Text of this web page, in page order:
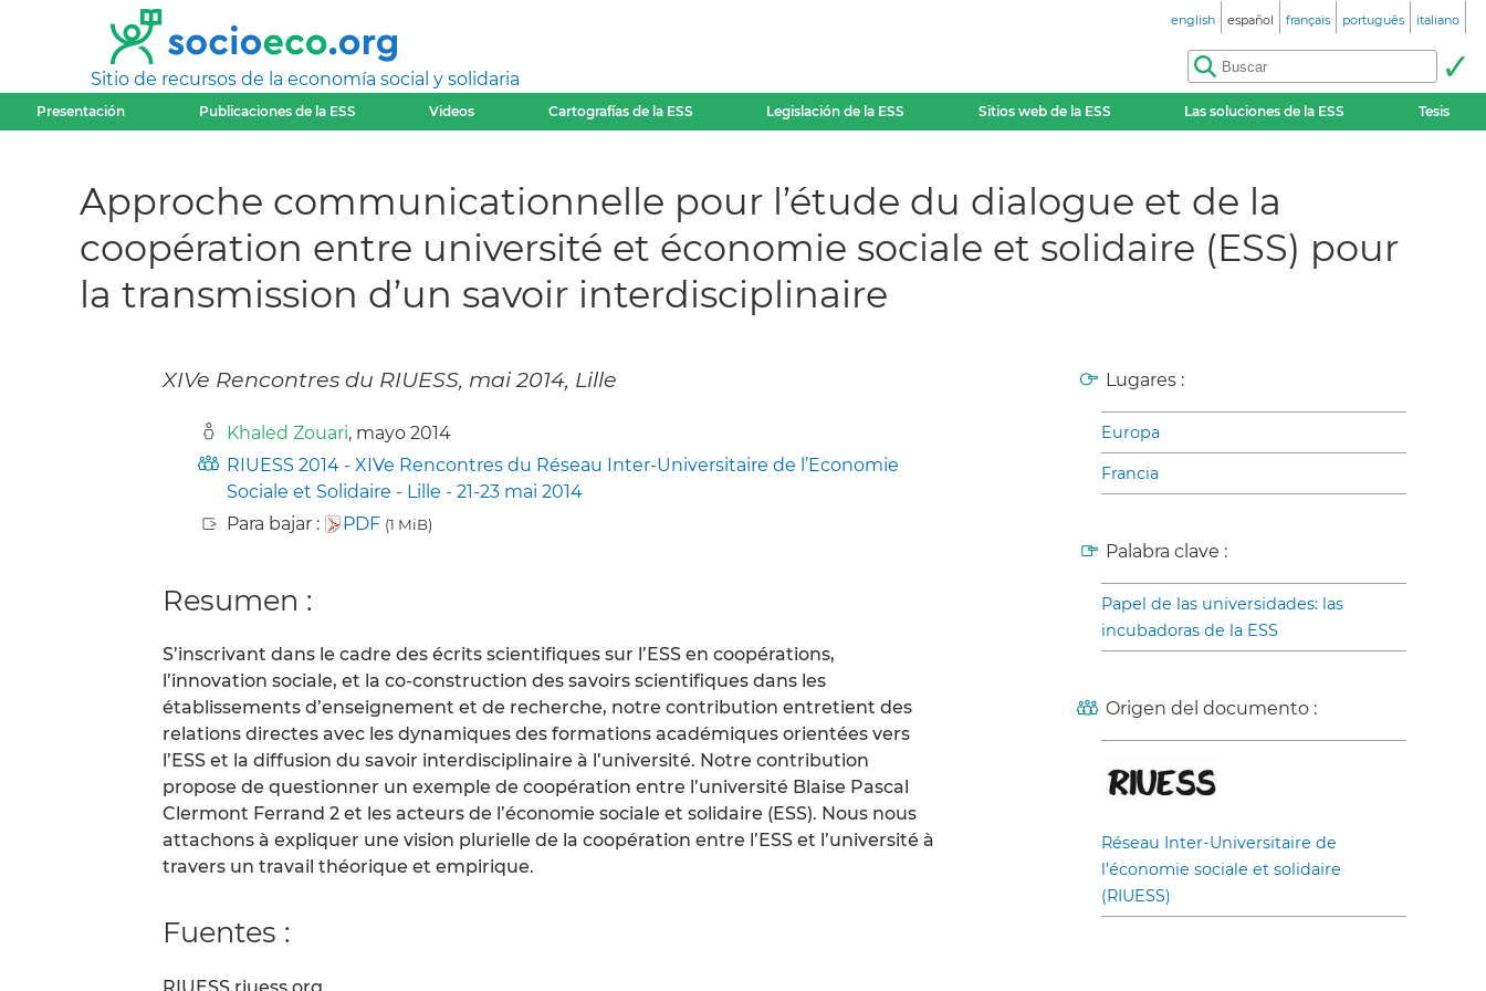
Sitio de recursos de la economía social y solidaria
english español français português italiano
Presentación Publicaciones de la ESS Videos Cartografías de la ESS Legislación de la ESS Sitios web de la ESS Las soluciones de la ESS Tesis
Approche communicationnelle pour l’étude du dialogue et de la
coopération entre université et économie sociale et solidaire (ESS) pour
la transmission d’un savoir interdisciplinaire
XIVe Rencontres du RIUESS, mai 2014, Lille
Khaled Zouari, mayo 2014
RIUESS 2014 - XIVe Rencontres du Réseau Inter-Universitaire de l’Economie
Sociale et Solidaire - Lille - 21-23 mai 2014
Para bajar :
PDF (1 MiB)
Resumen :
S’inscrivant dans le cadre des écrits scientifiques sur l’ESS en coopérations,
l’innovation sociale, et la co-construction des savoirs scientifiques dans les
établissements d’enseignement et de recherche, notre contribution entretient des
relations directes avec les dynamiques des formations académiques orientées vers
l’ESS et la diffusion du savoir interdisciplinaire à l’université. Notre contribution
propose de questionner un exemple de coopération entre l’université Blaise Pascal
Clermont Ferrand 2 et les acteurs de l’économie sociale et solidaire (ESS). Nous nous
attachons à expliquer une vision plurielle de la coopération entre l’ESS et l’université à
travers un travail théorique et empirique.
Fuentes :
RIUESS riuess.org
Lugares :
Europa
Francia
Palabra clave :
Papel de las universidades: las
incubadoras de la ESS
Origen del documento :
Réseau Inter-Universitaire de
l’économie sociale et solidaire
(RIUESS)